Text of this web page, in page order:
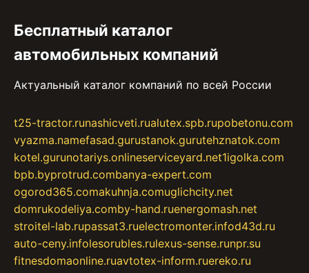
Бесплатный каталог
автомобильных компаний
Актуальный каталог компаний по всей России
t25-tractor.runashicveti.rualutex.spb.rupobetonu.com
vyazma.namefasad.gurustanok.gurutehznatok.com
kotel.gurunotariys.onlineserviceyard.net1igolka.com
bpb.byprotrud.combanya-expert.com
ogorod365.comakuhnja.comuglichcity.net
domrukodeliya.comby-hand.ruenergomash.net
stroitel-lab.rupassat3.ruelectromonter.infod43d.ru
auto-ceny.infolesorubles.rulexus-sense.runpr.su
fitnesdomaonline.ruavtotex-inform.ruereko.ru